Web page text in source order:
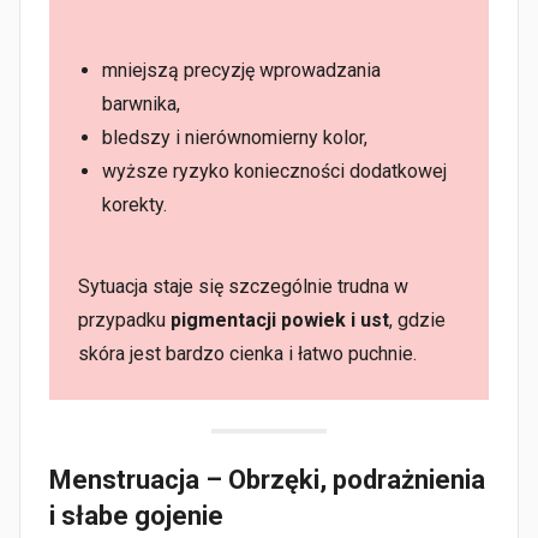
mniejszą precyzję wprowadzania
barwnika,
bledszy i nierównomierny kolor,
wyższe ryzyko konieczności dodatkowej
korekty.
Sytuacja staje się szczególnie trudna w
przypadku pigmentacji powiek i ust, gdzie
skóra jest bardzo cienka i łatwo puchnie.
Menstruacja – Obrzęki, podrażnienia
i słabe gojenie